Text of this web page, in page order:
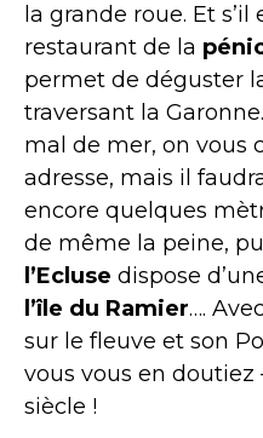
la grande roue. Et
restaurant de la
permet de déguster
traversant la
mal de mer, on vous
adresse, mais il
encore quelques
de même la peine,
l’Ecluse dispose
l’île du Ramier….
sur le fleuve et son
vous vous en doutiez
siècle !